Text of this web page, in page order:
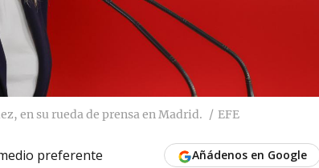
en su rueda de prensa en Madrid. EFE
preferente Añádenos en Google